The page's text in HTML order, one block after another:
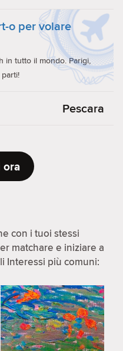
o per volare
in tutto il mondo. Parigi,
Pescara
ora
con i tuoi stessi
matchare e iniziare a
Interessi più comuni: